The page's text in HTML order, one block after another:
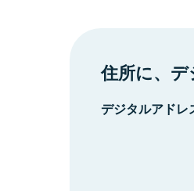
住所に、デ
デジタルアド